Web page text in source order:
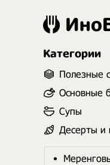
Категории
Полезные
Основные
Супы
Десерты и